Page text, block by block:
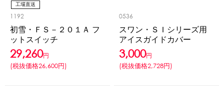
台湾かき氷
フレーバー氷（味つきの氷）
かき氷セット
CLOSE
利用規約
工場直送
1192
初雪・ＦＳ－２０１Ａ フ
ットスイッチ
29,260円
(税抜価格26,600円)
0536
スワン・ＳＩシリーズ用
アイスガイドカバー
3,000円
(税抜価格2,728円)